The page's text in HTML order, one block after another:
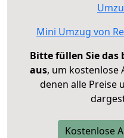
Mini Umzug von
Bitte füllen Sie
aus, um kostenlose
denen alle Preise
Kostenlose